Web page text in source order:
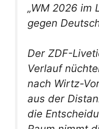
„WM 2026 im
gegen
Der ZDF-
Verlauf
nach Wirtz-
aus der
die